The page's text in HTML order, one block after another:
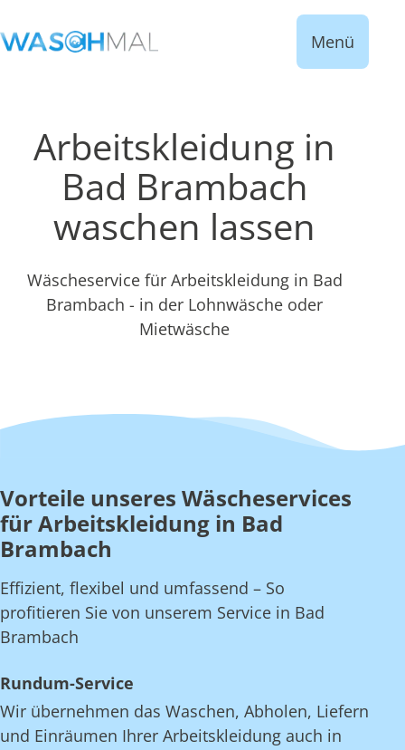
Menü
Arbeitskleidung in
Bad Brambach
waschen lassen
Wäscheservice für Arbeitskleidung in Bad
Brambach - in der Lohnwäsche oder
Mietwäsche
Vorteile unseres Wäscheservices
für Arbeitskleidung in Bad
Brambach
Effizient, flexibel und umfassend – So
profitieren Sie von unserem Service in Bad
Brambach
Rundum-Service
Wir übernehmen das Waschen, Abholen, Liefern
und Einräumen Ihrer Arbeitskleidung auch in